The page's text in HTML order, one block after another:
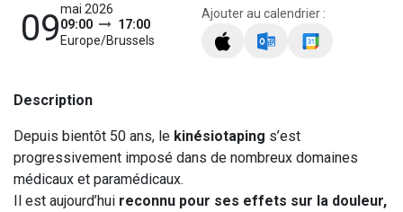
09mai 2026
09:00
17:00
Europe/Brussels
Ajouter au calendrier :
Description
Depuis bientôt 50 ans, le kinésiotaping s’est
progressivement imposé dans de nombreux domaines
médicaux et paramédicaux.
Il est aujourd’hui reconnu pour ses effets sur la douleur,